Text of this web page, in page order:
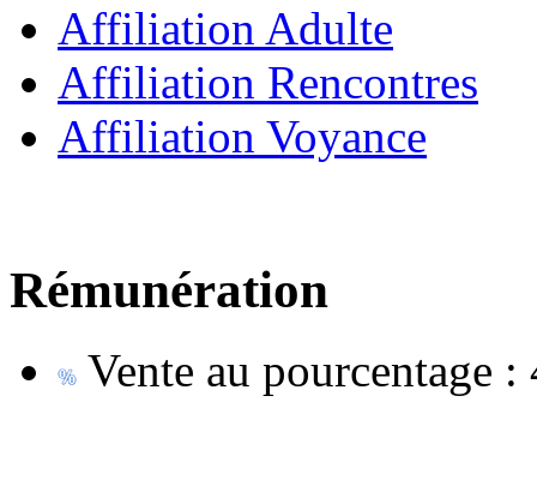
Affiliation Adulte
Affiliation Rencontres
Affiliation Voyance
Rémunération
Vente au pourcentage :